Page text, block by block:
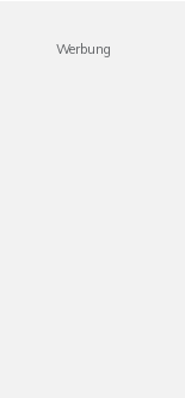
Werbung